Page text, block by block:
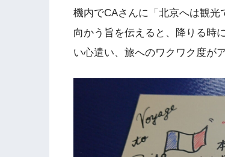
機内でCAさんに「北京へは観
向かう旨を伝えると、降りる時
い心遣い、旅へのワクワク度が